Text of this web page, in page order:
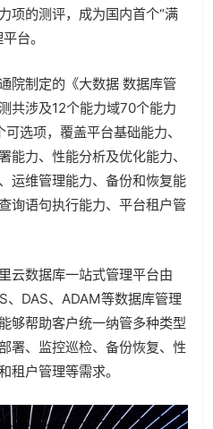
项的测评，成为国内首个“满
台。
院制定的《大数据 数据库管
共涉及12个能力域70个能力
选项，覆盖平台基础能力、
能力、性能分析及优化能力、
运维管理能力、备份和恢复能
询语句执行能力、平台租户管
云数据库一站式管理平台由
DAS、ADAM等数据库管理
够帮助客户统一纳管多种类型
署、监控巡检、备份恢复、性
租户管理等需求。